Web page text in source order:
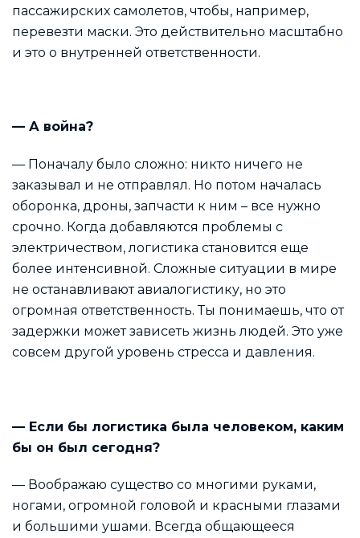
пассажирских самолетов, чтобы, например,
перевезти маски. Это действительно масштабно
и это о внутренней ответственности.
— А война?
— Поначалу было сложно: никто ничего не
заказывал и не отправлял. Но потом началась
оборонка, дроны, запчасти к ним – все нужно
срочно. Когда добавляются проблемы с
электричеством, логистика становится еще
более интенсивной. Сложные ситуации в мире
не останавливают авиалогистику, но это
огромная ответственность. Ты понимаешь, что от
задержки может зависеть жизнь людей. Это уже
совсем другой уровень стресса и давления.
— Если бы логистика была человеком, каким
бы он был сегодня?
— Воображаю существо со многими руками,
ногами, огромной головой и красными глазами
и большими ушами. Всегда общающееся